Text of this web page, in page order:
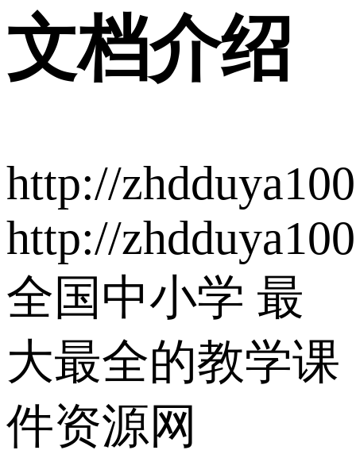
文档介绍
http://
http://
全国中小学 最
大最全的教学课
件资源网